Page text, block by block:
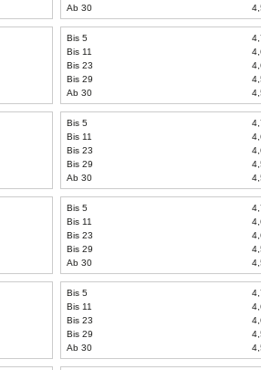
Ab 30
Bis 5
Bis 11
Bis 23
Bis 29
Ab 30
Bis 5
Bis 11
Bis 23
Bis 29
Ab 30
Bis 5
Bis 11
Bis 23
Bis 29
Ab 30
Bis 5
Bis 11
Bis 23
Bis 29
Ab 30